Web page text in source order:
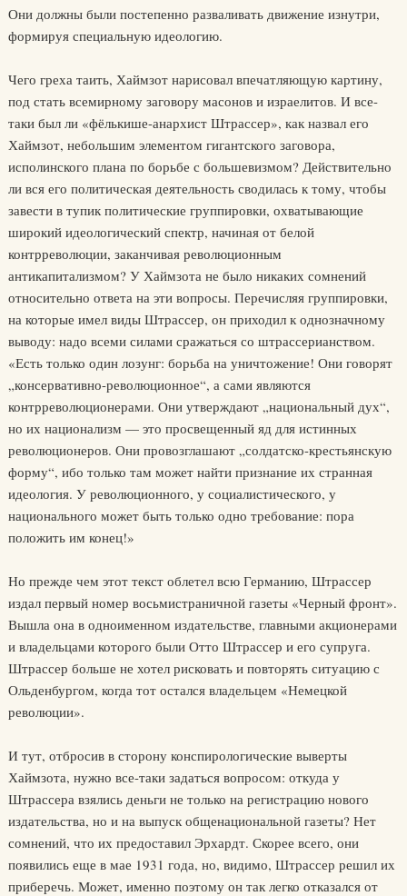
Они должны были постепенно разваливать движение изнутри,
формируя специальную идеологию.
Чего греха таить, Хаймзот нарисовал впечатляющую картину,
под стать всемирному заговору масонов и израелитов. И все-
таки был ли «фёлькише-анархист Штрассер», как назвал его
Хаймзот, небольшим элементом гигантского заговора,
исполинского плана по борьбе с большевизмом? Действительно
ли вся его политическая деятельность сводилась к тому, чтобы
завести в тупик политические группировки, охватывающие
широкий идеологический спектр, начиная от белой
контрреволюции, заканчивая революционным
антикапитализмом? У Хаймзота не было никаких сомнений
относительно ответа на эти вопросы. Перечисляя группировки,
на которые имел виды Штрассер, он приходил к однозначному
выводу: надо всеми силами сражаться со штрассерианством.
«Есть только один лозунг: борьба на уничтожение! Они говорят
„консервативно-революционное“, а сами являются
контрреволюционерами. Они утверждают „национальный дух“,
но их национализм — это просвещенный яд для истинных
революционеров. Они провозглашают „солдатско-крестьянскую
форму“, ибо только там может найти признание их странная
идеология. У революционного, у социалистического, у
национального может быть только одно требование: пора
положить им конец!»
Но прежде чем этот текст облетел всю Германию, Штрассер
издал первый номер восьмистраничной газеты «Черный фронт».
Вышла она в одноименном издательстве, главными акционерами
и владельцами которого были Отто Штрассер и его супруга.
Штрассер больше не хотел рисковать и повторять ситуацию с
Ольденбургом, когда тот остался владельцем «Немецкой
революции».
И тут, отбросив в сторону конспирологические выверты
Хаймзота, нужно все-таки задаться вопросом: откуда у
Штрассера взялись деньги не только на регистрацию нового
издательства, но и на выпуск общенациональной газеты? Нет
сомнений, что их предоставил Эрхардт. Скорее всего, они
появились еще в мае 1931 года, но, видимо, Штрассер решил их
приберечь. Может, именно поэтому он так легко отказался от